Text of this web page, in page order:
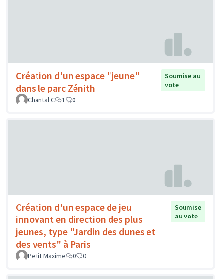
Création d'un espace "jeune"
dans le parc Zénith
Soumise au
vote
Chantal C
1 0
Création d'un espace de jeu
innovant en direction des plus
jeunes, type "Jardin des dunes et
des vents" à Paris
Soumise
au vote
Petit Maxime 0 0